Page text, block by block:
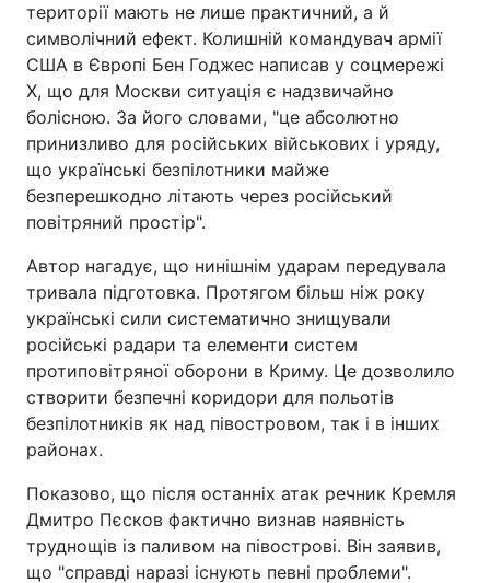
території мають не лише практичний, а й
символічний ефект. Колишній командувач армії
США в Європі Бен Годжес написав у соцмережі
X, що для Москви ситуація є надзвичайно
болісною. За його словами, "це абсолютно
принизливо для російських військових і уряду,
що українські безпілотники майже
безперешкодно літають через російський
повітряний простір".
Автор нагадує, що нинішнім ударам передувала
тривала підготовка. Протягом більш ніж року
українські сили систематично знищували
російські радари та елементи систем
протиповітряної оборони в Криму. Це дозволило
створити безпечні коридори для польотів
безпілотників як над півостровом, так і в інших
районах.
Показово, що після останніх атак речник Кремля
Дмитро Пєсков фактично визнав наявність
труднощів із паливом на півострові. Він заявив,
що "справді наразі існують певні проблеми".